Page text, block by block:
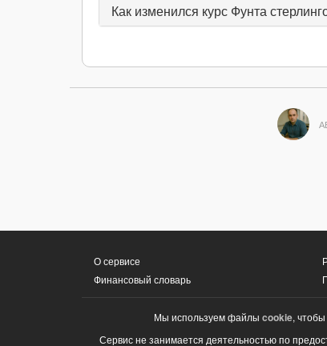
Как изменился курс Фунта
О сервисе
Финансовый словарь
Мы используем файлы cookie,
Сервис не занимается деятельностью по